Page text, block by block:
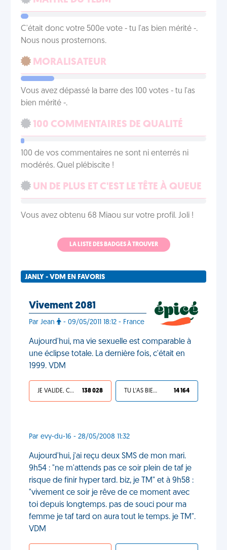
C'était donc votre 500e vote - tu l'as bien mérité -.
Nous nous prosternons.
MORALISATEUR
Vous avez dépassé la barre des 100 votes - tu l'as
bien mérité -.
100 COMMENTAIRES DE QUALITÉ
100 de vos commentaires ne sont ni enterrés ni
modérés. Quel plébiscite !
UN DE PLUS ET C'EST LE TÊTE À QUEUE
Vous avez obtenu 68 Miaou sur votre profil. Joli !
LA LISTE DES BADGES À TROUVER
JANLY - VDM EN FAVORIS
Vivement 2081
Par Jean - 09/05/2011 18:12 - France
Aujourd'hui, ma vie sexuelle est comparable à
une éclipse totale. La dernière fois, c'était en
1999. VDM
JE VALIDE, C'EST UNE VDM 138 028 TU L'AS BIEN MÉRITÉ 14 164
Par evy-du-16 - 28/05/2008 11:32
Aujourd'hui, j'ai reçu deux SMS de mon mari.
9h54 : "ne m'attends pas ce soir plein de taf je
risque de finir hyper tard. biz, je TM" et à 9h58 :
"vivement ce soir je rêve de ce moment avec
toi depuis longtemps. pas de souci pour ma
femme je taf tard on aura tout le temps. je TM".
VDM